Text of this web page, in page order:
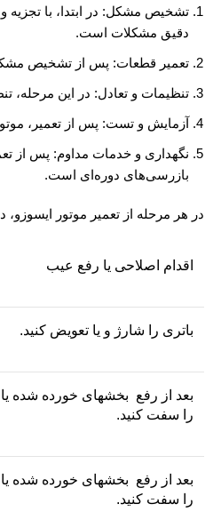
تشخیص مشکل: در ابتدا، با
دقیق مشکلات است.
تعمیر قطعات: پس از تشخیص
تنظیمات و تعادل: در این مرحله،
آزمایش و تست: پس از تعمیر،
نگهداری و خدمات مداوم: پس از
بازرسی‌های دوره‌ای است.
در هر مرحله از تعمیر موتور
اقدام اصلاحی یا رفع عیب
باتری را شارژ و یا تعویض کنید.
بعد از رفع بخشهای خورده شده یا
را سفت کنید.
بعد از رفع بخشهای خورده شده یا
را سفت کنید.